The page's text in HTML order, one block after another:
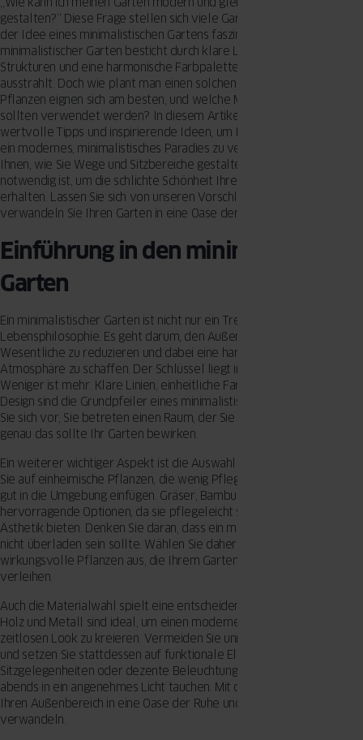
gestalten?“ Diese Frage stellen sich viele Gartenbesitzer, die von
der Idee eines minimalistischen Gartens fasziniert sind. Ein
minimalistischer Garten besticht durch klare Linien, einfache
Strukturen und eine harmonische Farbpalette, die Ruhe und Eleganz
ausstrahlt. Doch wie plant man einen solchen Garten, welche
Pflanzen eignen sich am besten, und welche Materialien und Farben
sollten verwendet werden? In diesem Artikel geben wir Ihnen
wertvolle Tipps und inspirierende Ideen, um Ihren Außenbereich in
ein modernes, minimalistisches Paradies zu verwandeln. Wir zeigen
Ihnen, wie Sie Wege und Sitzbereiche gestalten und welche Pflege
notwendig ist, um die schlichte Schönheit Ihres Gartens langfristig zu
erhalten. Lassen Sie sich von unseren Vorschlägen inspirieren und
verwandeln Sie Ihren Garten in eine Oase der Ruhe und Klarheit.
Einführung in den minimalistischen
Garten
Ein minimalistischer Garten ist nicht nur ein Trend, sondern eine
Lebensphilosophie. Es geht darum, den Außenbereich auf das
Wesentliche zu reduzieren und dabei eine harmonische und ruhige
Atmosphäre zu schaffen. Der Schlüssel liegt in der Reduktion:
Weniger ist mehr. Klare Linien, einheitliche Farben und strukturiertes
Design sind die Grundpfeiler eines minimalistischen Gartens. Stellen
Sie sich vor, Sie betreten einen Raum, der Sie sofort zur Ruhe bringt –
genau das sollte Ihr Garten bewirken.
Ein weiterer wichtiger Aspekt ist die Auswahl der Pflanzen. Setzen
Sie auf einheimische Pflanzen, die wenig Pflege benötigen und sich
gut in die Umgebung einfügen. Gräser, Bambus und Sukkulenten sind
hervorragende Optionen, da sie pflegeleicht sind und eine moderne
Ästhetik bieten. Denken Sie daran, dass ein minimalistischer Garten
nicht überladen sein sollte. Wählen Sie daher nur wenige, aber dafür
wirkungsvolle Pflanzen aus, die Ihrem Garten Struktur und Tiefe
verleihen.
Auch die Materialwahl spielt eine entscheidende Rolle. Natursteine,
Holz und Metall sind ideal, um einen modernen und gleichzeitig
zeitlosen Look zu kreieren. Vermeiden Sie unnötige Dekorationen
und setzen Sie stattdessen auf funktionale Elemente wie bequeme
Sitzgelegenheiten oder dezente Beleuchtung, die den Garten auch
abends in ein angenehmes Licht tauchen. Mit diesen Tipps können Sie
Ihren Außenbereich in eine Oase der Ruhe und Einfachheit
verwandeln.